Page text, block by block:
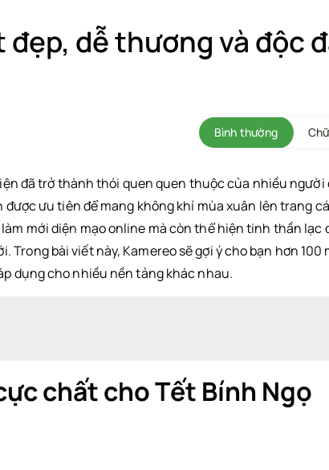
đẹp, dễ thương và độc
Bình thường
đã trở thành thói quen quen thuộc của nhiều người
được ưu tiên để mang không khí mùa xuân lên trang cá
mới diện mạo online mà còn thể hiện tinh thần lạc
Trong bài viết này, Kamereo sẽ gợi ý cho bạn hơn 100
dụng cho nhiều nền tảng khác nhau.
Ngọ 2026
chất cho Tết Bính Ngọ